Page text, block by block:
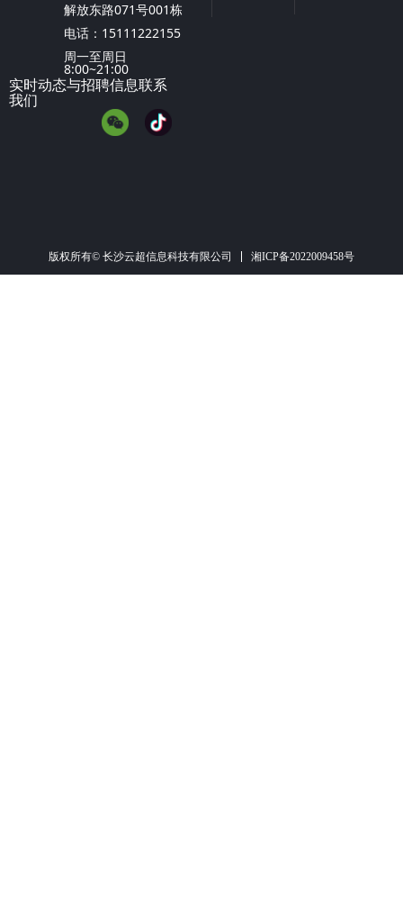
实时动态与招聘信息联系
我们
解放东路071号001栋
电话：15111222155
周一至周日
8:00~21:00
版权所有© 长沙云超信息科技有限公司 湘ICP备2022009458号